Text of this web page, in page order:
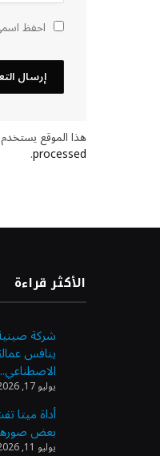
احفظ
هذا الموقع
processed
.
الأكثر قراءة
شركة
ينافس
يوليو 17, 2026
أداة ميتا
بعض صورها
يوليو 11, 2026